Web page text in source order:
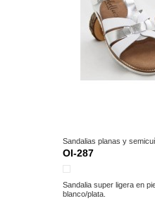
Sandalias planas y
OI-287
Blanco
Sandalia super ligera en
blanco/plata.